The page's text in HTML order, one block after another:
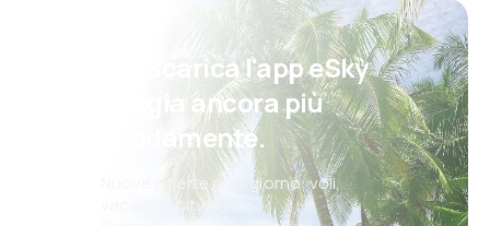
Psst! Scarica l'app eSky
e viaggia ancora più
comodamente.
Nuove offerte ogni giorno: voli,
vacanze, city break